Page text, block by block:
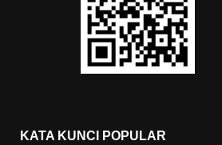
KATA KUNCI POPULAR